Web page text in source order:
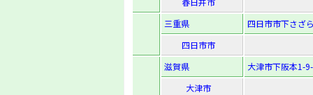
三重県
四日市市下さざ
四日市市
滋賀県
大津市下阪本1-
大津市